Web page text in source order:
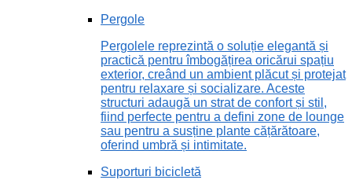
Pergole
Pergolele reprezintă o soluție elegantă și
practică pentru îmbogățirea oricărui spațiu
exterior, creând un ambient plăcut și protejat
pentru relaxare și socializare. Aceste
structuri adaugă un strat de confort și stil,
fiind perfecte pentru a defini zone de lounge
sau pentru a susține plante cățărătoare,
oferind umbră și intimitate.
Suporturi bicicletă